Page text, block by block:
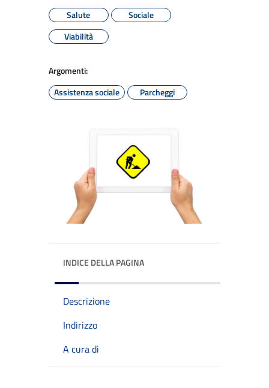
Salute
Sociale
Viabilità
Argomenti:
Assistenza sociale
Parcheggi
INDICE DELLA PAGINA
Descrizione
Indirizzo
A cura di